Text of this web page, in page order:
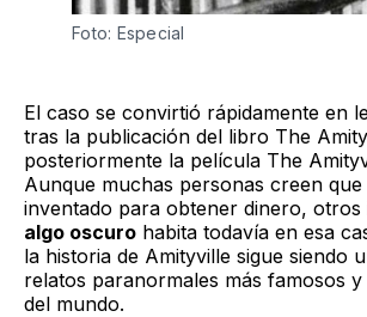
Foto: Especial
El caso se convirtió rápidamente en
tras la publicación del libro The
posteriormente la película The
Aunque muchas personas creen
inventado para obtener dinero, otros
algo oscuro habita todavía en esa
la historia de Amityville sigue siendo
relatos paranormales más famosos y
del mundo.